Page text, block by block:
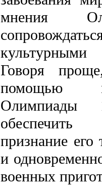
мнения
Говоря
помощью
Олимпиады
признание его
и
военных